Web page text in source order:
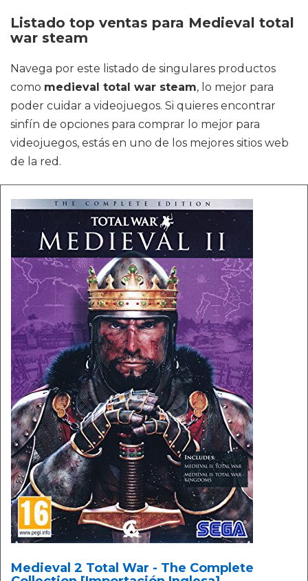
Listado top ventas para Medieval total
war steam
Navega por este listado de singulares productos
como medieval total war steam, lo mejor para
poder cuidar a videojuegos. Si quieres encontrar
sinfín de opciones para comprar lo mejor para
videojuegos, estás en uno de los mejores sitios web
de la red.
Medieval 2 Total War - The Complete